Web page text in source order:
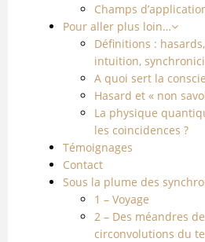
Champs
Pour aller plus loin…
Définitions :
intuition,
A quoi sert la
Hasard et « non
La physique
les coincidences ?
Témoignages
Contact
Sous la plume des
1 – Voyage
2 – Des méandres
circonvolutions du